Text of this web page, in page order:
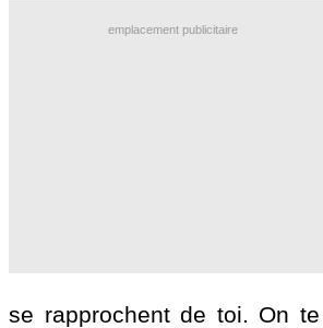
emplacement publicitaire
se rapprochent de toi. On